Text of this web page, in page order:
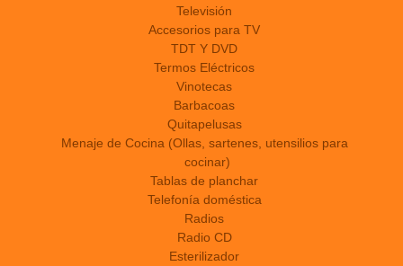
Televisión
Accesorios para TV
TDT Y DVD
Termos Eléctricos
Vinotecas
Barbacoas
Quitapelusas
Menaje de Cocina (Ollas, sartenes, utensilios para
cocinar)
Tablas de planchar
Telefonía doméstica
Radios
Radio CD
Esterilizador